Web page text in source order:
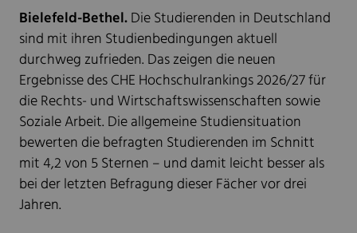
Bielefeld-Bethel.Die Studierenden in Deutschland
sind mit ihren Studienbedingungen aktuell
durchweg zufrieden. Das zeigen die neuen
Ergebnisse des CHE Hochschulrankings 2026/27 für
die Rechts- und Wirtschaftswissenschaften sowie
Soziale Arbeit. Die allgemeine Studiensituation
bewerten die befragten Studierenden im Schnitt
mit 4,2 von 5 Sternen – und damit leicht besser als
bei der letzten Befragung dieser Fächer vor drei
Jahren.